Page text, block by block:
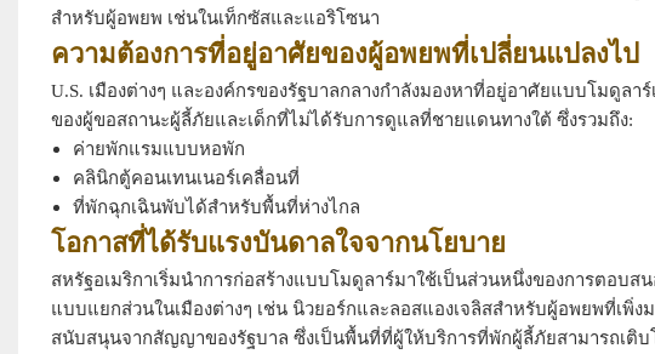
สำหรับผู้อพยพ เช่นในเท็กซัสและแอริโซนา
ความต้องการที่อยู่อาศัยของผู้อพยพที่เปลี่ยนแปลงไป
U.S. เมืองต่างๆ และองค์กรของรัฐบาลกลางกำลังมองหาที่อยู่อาศัยแบบโมดูล
ของผู้ขอสถานะผู้ลี้ภัยและเด็กที่ไม่ได้รับการดูแลที่ชายแดนทางใต้ ซึ่งรวมถึง:
ค่ายพักแรมแบบหอพัก
คลินิกตู้คอนเทนเนอร์เคลื่อนที่
ที่พักฉุกเฉินพับได้สำหรับพื้นที่ห่างไกล
โอกาสที่ได้รับแรงบันดาลใจจากนโยบาย
สหรัฐอเมริกาเริ่มนำการก่อสร้างแบบโมดูลาร์มาใช้เป็นส่วนหนึ่งของการตอ
แบบแยกส่วนในเมืองต่างๆ เช่น นิวยอร์กและลอสแองเจลิสสำหรับผู้อพยพที่เพิ่
สนับสนุนจากสัญญาของรัฐบาล ซึ่งเป็นพื้นที่ที่ผู้ให้บริการที่พักผู้ลี้ภัยสามารถเติ